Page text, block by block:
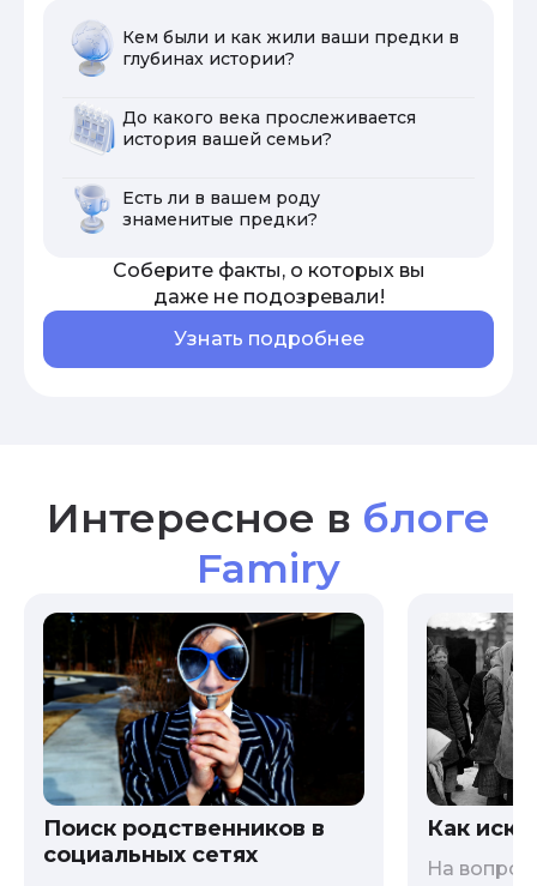
Кем были и как жили ваши предки в
глубинах истории?
До какого века прослеживается
история вашей семьи?
Есть ли в вашем роду
знаменитые предки?
Соберите факты, о которых вы
даже не подозревали!
Узнать подробнее
Интересное в блоге
Famiry
Поиск родственников в
социальных сетях
Как
На вопрос